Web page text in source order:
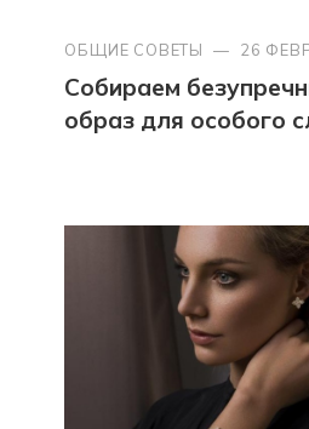
ОБЩИЕ СОВЕТЫ — 26
Собираем
образ для особого